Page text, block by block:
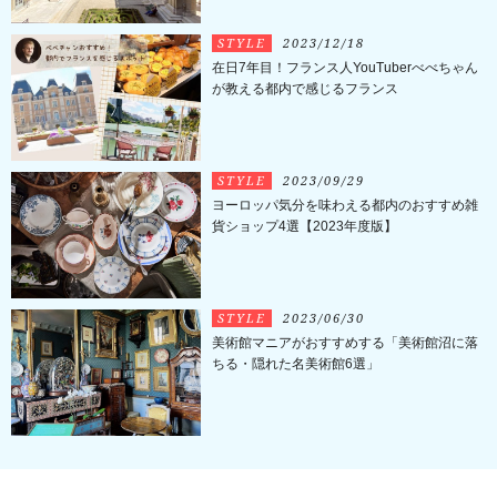
STYLE 2023/12/18
在日7年目！フランス人YouTuberべべちゃん
が教える都内で感じるフランス
STYLE 2023/09/29
ヨーロッパ気分を味わえる都内のおすすめ雑
貨ショップ4選【2023年度版】
STYLE 2023/06/30
美術館マニアがおすすめする「美術館沼に落
ちる・隠れた名美術館6選」